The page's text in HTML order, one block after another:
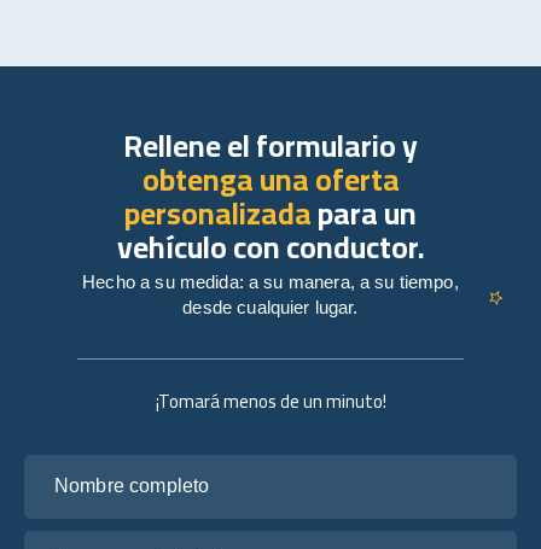
¡Tomará menos de un minuto!
Rellene el formulario y
obtenga una oferta
personalizadapara un
vehículo con conductor.
Hecho a su medida: a su manera, a su tiempo,
desde cualquier lugar.